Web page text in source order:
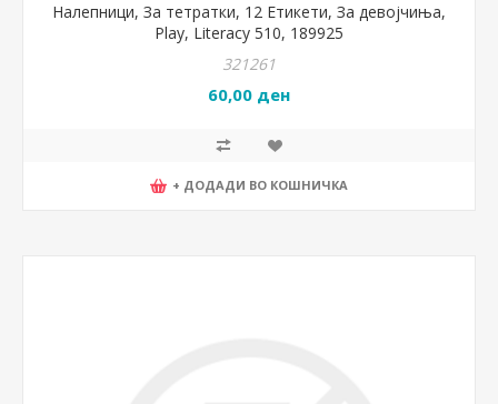
Налепници, За тетратки, 12 Етикети, За девојчиња,
Play, Literacy 510, 189925
321261
60,00 ден
+ ДОДАДИ ВО КОШНИЧКА